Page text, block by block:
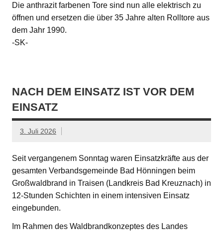
Die anthrazit farbenen Tore sind nun alle elektrisch zu
öffnen und ersetzen die über 35 Jahre alten Rolltore aus
dem Jahr 1990.
-SK-
NACH DEM EINSATZ IST VOR DEM
EINSATZ
3. Juli 2026
Seit vergangenem Sonntag waren Einsatzkräfte aus der
gesamten Verbandsgemeinde Bad Hönningen beim
Großwaldbrand in Traisen (Landkreis Bad Kreuznach) in
12-Stunden Schichten in einem intensiven Einsatz
eingebunden.
Im Rahmen des Waldbrandkonzeptes des Landes